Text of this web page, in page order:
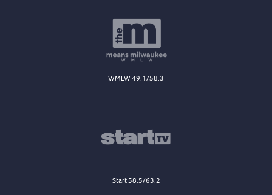
WMLW 49.1/58.3
Start 58.5/63.2